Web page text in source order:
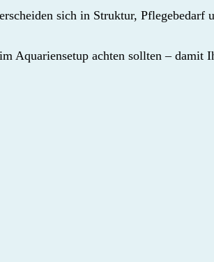
sich in Struktur, Pflegebedarf
Aquariensetup achten sollten – damit